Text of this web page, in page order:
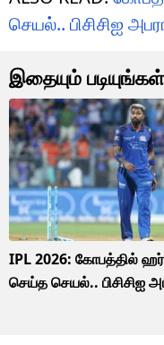
செயல்.. பிசிசிஐ
இதையும் படியுங்கள்
IPL 2026: கோபத்தில்
செய்த செயல்.. பிசிசிஐ